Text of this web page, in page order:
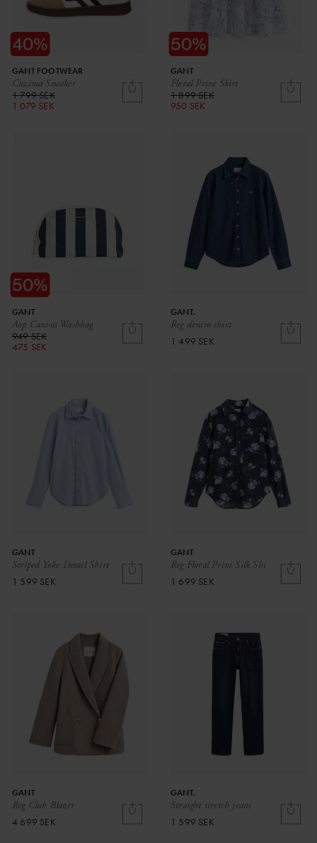
Cuzima Sneaker
GANT FOOTWEAR
1 799 SEK
1 079 SEK
Floral Print Skirt
GANT
1 899 SEK
950 SEK
Aop Canvas Washbag
GANT
949 SEK
475 SEK
Reg denim shirt
GANT.
1 499 SEK
Striped Yoke Detail Shirt
GANT
1 599 SEK
Reg Floral Print Silk Shi
GANT
1 699 SEK
Reg Club Blazer
GANT
4 699 SEK
Straight stretch jeans
GANT.
1 599 SEK